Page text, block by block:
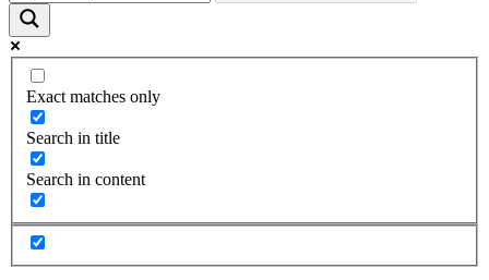
Exact matches only
Search in title
Search in content